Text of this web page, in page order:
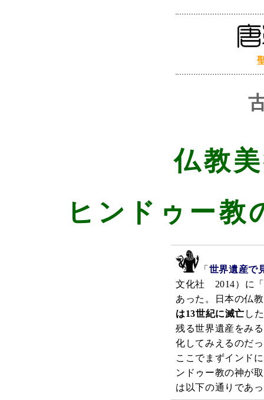
仏教
ヒンドゥー教
「 世界遺産で
文化社 2014）に
あった。日本の仏
は13世紀に滅亡 し
残る世界遺産をみ
化してみえるのだ
ここでまずインド
ンドゥー教の神が
は以下の通りであ